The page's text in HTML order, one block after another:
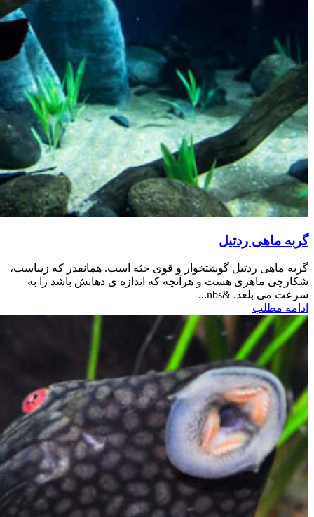
گربه ماهی ردتیل
گربه ماهی ردتیل گوشتخوار و قوی جثه است. همانقدر که زیباست،
شکارچی ماهری هست و هرآنچه که اندازه ی دهانش باشد را به
سرعت می بلعد. &nbs...
ادامه مطلب